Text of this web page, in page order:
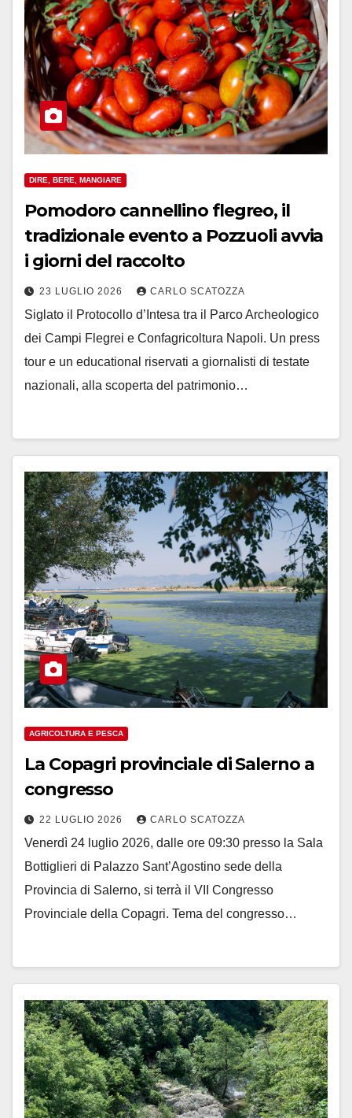
DIRE, BERE, MANGIARE
Pomodoro cannellino flegreo, il
tradizionale evento a Pozzuoli avvia
i giorni del raccolto
23 LUGLIO 2026 CARLO SCATOZZA
Siglato il Protocollo d’Intesa tra il Parco Archeologico
dei Campi Flegrei e Confagricoltura Napoli. Un press
tour e un educational riservati a giornalisti di testate
nazionali, alla scoperta del patrimonio…
AGRICOLTURA E PESCA
La Copagri provinciale di Salerno a
congresso
22 LUGLIO 2026 CARLO SCATOZZA
Venerdì 24 luglio 2026, dalle ore 09:30 presso la Sala
Bottiglieri di Palazzo Sant’Agostino sede della
Provincia di Salerno, si terrà il VII Congresso
Provinciale della Copagri. Tema del congresso…